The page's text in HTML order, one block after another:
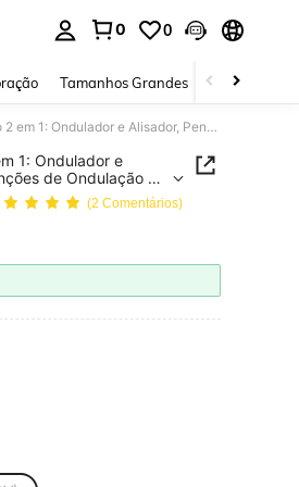
0 0
Tamanhos Grandes Joias e
UKLISS Modelador de Cabelo 2 em 1: Ondulador e Alisador, Pente de Cobre com Funções de Ondulação e Alisamento
1: Ondulador e
de Ondulação e
(2 Comentários)